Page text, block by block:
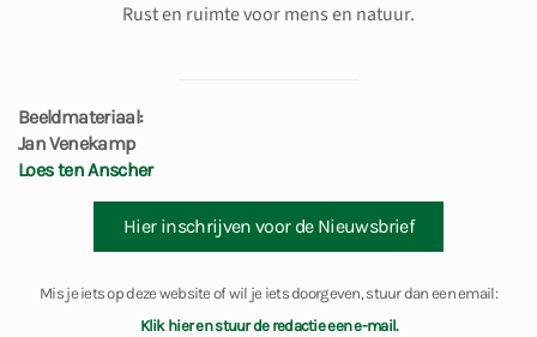
Rust en ruimte voor mens en natuur.
Beeldmateriaal:
Jan Venekamp
Loes ten Anscher
Hier inschrijven voor de Nieuwsbrief
Mis je iets op deze website of wil je iets doorgeven, stuur dan een email:
Klik hier en stuur de redactie een e-mail.